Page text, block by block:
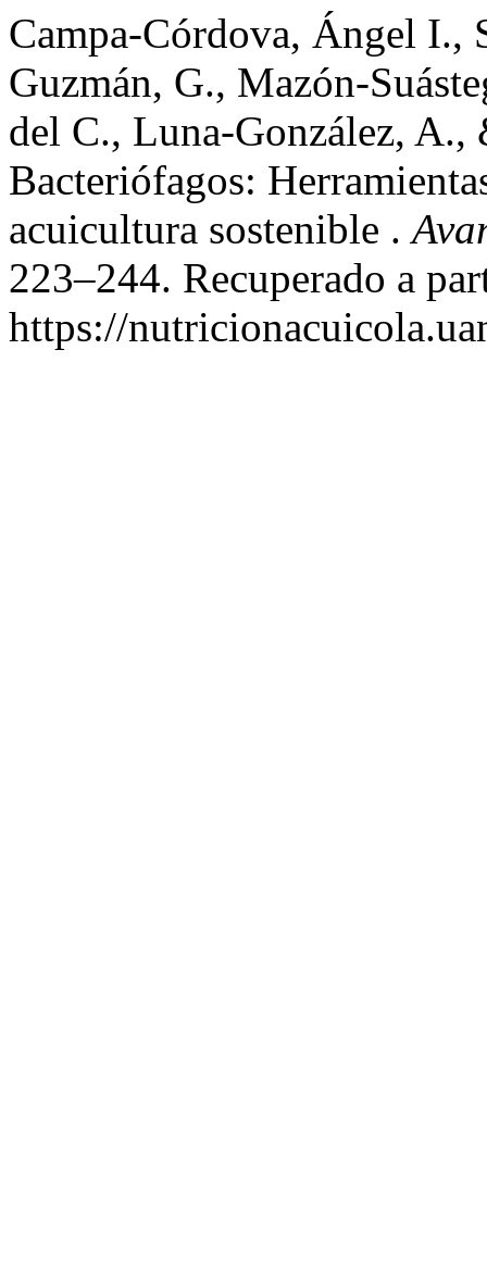
Campa-Córdova, Ángel I.,
Guzmán, G., Mazón-
del C., Luna-González,
Bacteriófagos:
acuicultura sostenible .
223–244. Recuperado a
https://